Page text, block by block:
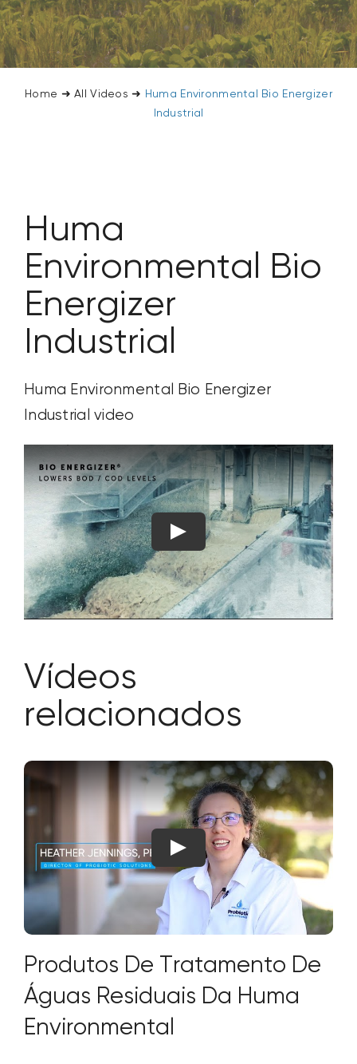
SEARCH
FOR:
Home ➜All Videos ➜ Huma Environmental Bio Energizer
Industrial
Huma
Environmental Bio
Energizer
Industrial
Huma Environmental
Bio Energizer
Industrial video
Vídeos
relacionados
Produtos De Tratamento De
Águas Residuais Da Huma
Environmental